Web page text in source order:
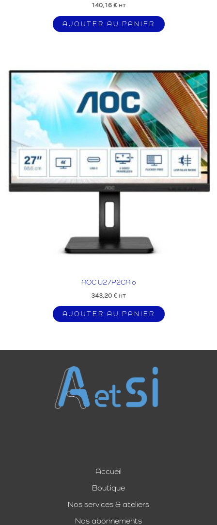
140,16 € HT
AJOUTER AU PANIER
AOC U27P2CA o
343,20 € HT
AJOUTER AU PANIER
Accueil
Boutique
Nos services & ateliers
Nos abonnements